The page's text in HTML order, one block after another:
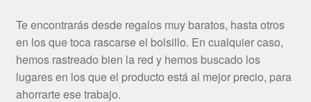
Te encontrarás desde regalos muy baratos, hasta otros
en los que toca rascarse el bolsillo. En cualquier caso,
hemos rastreado bien la red y hemos buscado los
lugares en los que el producto está al mejor precio, para
ahorrarte ese trabajo.